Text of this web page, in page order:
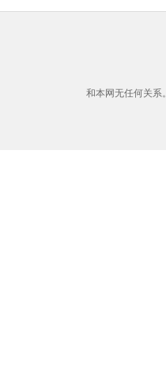
和本网无任何关系